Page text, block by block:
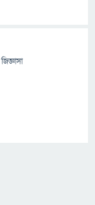
জিজ্ঞাসা